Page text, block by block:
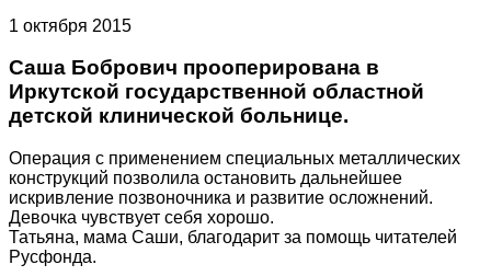
1 октября 2015
Саша Бобрович прооперирована в
Иркутской государственной областной
детской клинической больнице.
Операция с применением специальных металлических
конструкций позволила остановить дальнейшее
искривление позвоночника и развитие осложнений.
Девочка чувствует себя хорошо.
Татьяна, мама Саши, благодарит за помощь читателей
Русфонда.